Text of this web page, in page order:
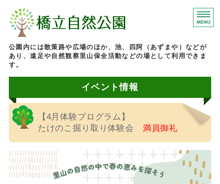
石川県加賀市にある
公園内には散策路や広場のほか、池、四阿（あずまや）などが
あり、遠足や自然観察里山保全活動などの場として利用できま
す。
園内マップ
イベント情報
お問い合わせ
イベント情報
【4月体験プログラム】
たけのこ掘り取り体験会 満員御礼